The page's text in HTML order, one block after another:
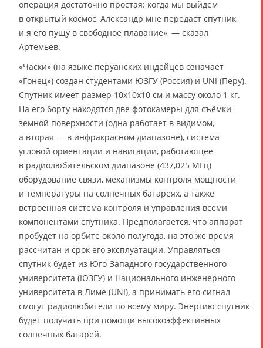
операция достаточно простая: когда мы выйдем
в открытый космос, Александр мне передаст спутник,
и я его пущу в свободное плавание», — сказал
Артемьев.
«Часки» (на языке перуанских индейцев означает
«Гонец») создан студентами ЮЗГУ (Россия) и UNI (Перу).
Спутник имеет размер 10х10х10 см и массу около 1 кг.
На его борту находятся две фотокамеры для съёмки
земной поверхности (одна работает в видимом,
а вторая — в инфракрасном диапазоне), система
угловой ориентации и навигации, работающее
в радиолюбительском диапазоне (437,025 МГц)
оборудование связи, механизмы контроля мощности
и температуры на солнечных батареях, а также
встроенная система контроля и управления всеми
компонентами спутника. Предполагается, что аппарат
пробудет на орбите около полугода, на это же время
рассчитан и срок его эксплуатации. Управляться
спутник будет из Юго-Западного государственного
университета (ЮЗГУ) и Национального инженерного
университета в Лиме (UNI), а принимать его сигнал
смогут радиолюбители по всему миру. Энергию спутник
будет получать при помощи высокоэффективных
солнечных батарей.